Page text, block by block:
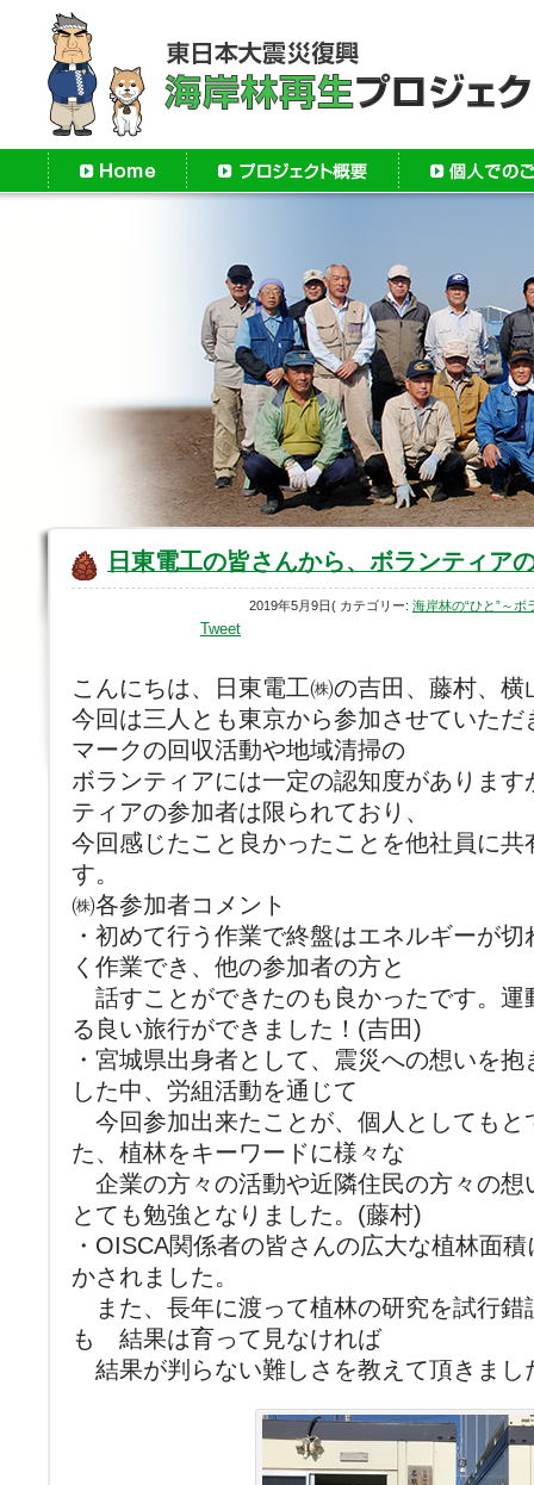
日東電工の皆さんから、ボランティア
2019年5月9日( カテゴリー: 海岸林の“ひと”～
Tweet
こんにちは、日東電工㈱の吉田、藤村、横
今回は三人とも東京から参加させていた
マークの回収活動や地域清掃の
ボランティアには一定の認知度がありま
ティアの参加者は限られており、
今回感じたこと良かったことを他社員に
す。
㈱各参加者コメント
・初めて行う作業で終盤はエネルギーが
く作業でき、他の参加者の方と
話すことができたのも良かったです。運
る良い旅行ができました！(吉田)
・宮城県出身者として、震災への想いを
した中、労組活動を通じて
今回参加出来たことが、個人としてもと
た、植林をキーワードに様々な
企業の方々の活動や近隣住民の方々の想
とても勉強となりました。(藤村)
・OISCA関係者の皆さんの広大な植林面
かされました。
また、長年に渡って植林の研究を試行錯
も 結果は育って見なければ
結果が判らない難しさを教えて頂きまし